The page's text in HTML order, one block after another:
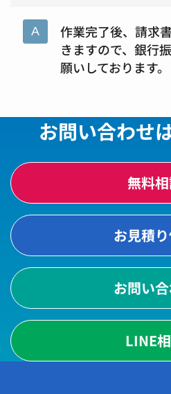
作業完了後、請求
きますので、銀行
願いしております。
お問い合わせ
無料
お見積
お問い
LINE